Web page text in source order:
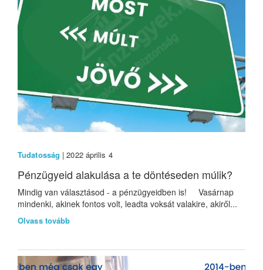
Tudatosság | 2022 április 4
Pénzügyeid alakulása a te döntéseden múlik?
Mindig van választásod - a pénzügyeidben is! Vasárnap
mindenki, akinek fontos volt, leadta voksát valakire, akiről...
Olvass tovább